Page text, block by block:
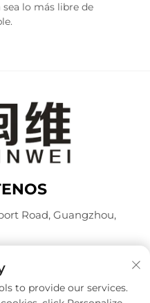
lo más libre de
Road, Guangzhou,
to provide our services.